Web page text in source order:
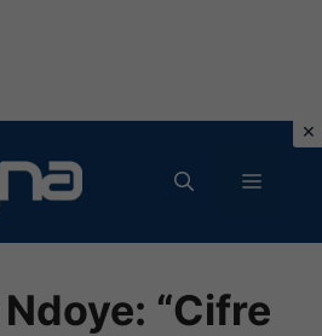
MENU
“Cifre